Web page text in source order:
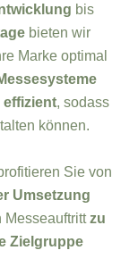
bis
bieten wir
Marke optimal
effizient, sodass
können.
Sie von
Umsetzung
Messeauftrittzu
Zielgruppe